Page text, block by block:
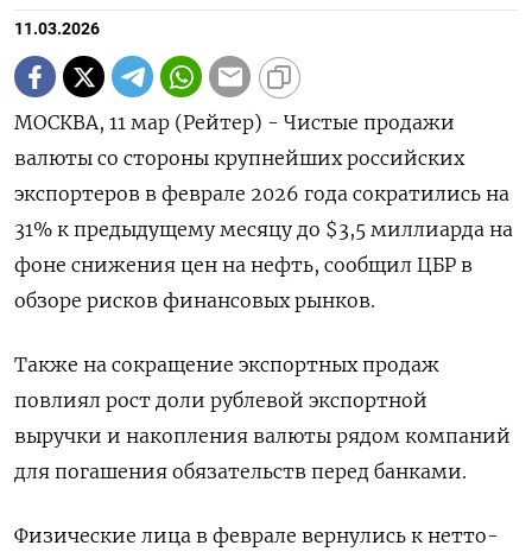
11.03.2026
МОСКВА, 11 мар (Рейтер) - Чистые продажи
валюты со стороны крупнейших российских
экспортеров в феврале 2026 года сократились ‌на
31% к предыдущему месяцу до $3,5 миллиарда на
фоне снижения цен на нефть, сообщил ​ЦБР в ​
обзоре ​рисков финансовых рынков.
Также на ⁠сокращение экспортных продаж
‌повлиял рост доли рублевой экспортной
‌выручки и накопления валюты рядом компаний
для погашения ​обязательств перед банками.
Физические лица в ‌феврале вернулись к нетто-